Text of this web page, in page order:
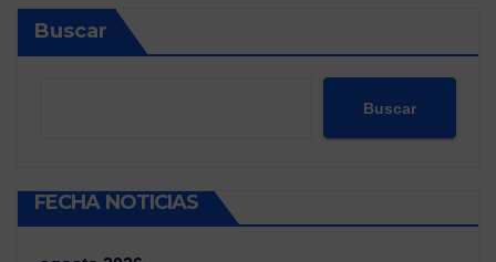
Buscar
Buscar
FECHA NOTICIAS